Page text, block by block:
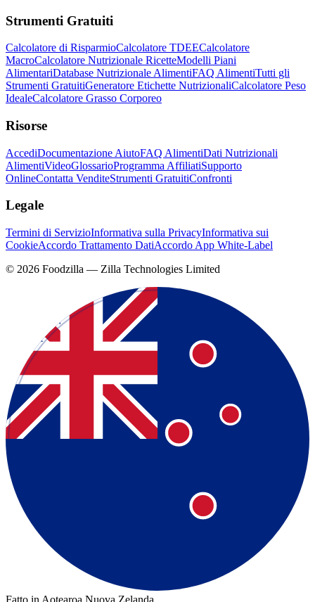
Strumenti Gratuiti
Calcolatore di RisparmioCalcolatore TDEECalcolatore
MacroCalcolatore Nutrizionale RicetteModelli Piani
AlimentariDatabase Nutrizionale AlimentiFAQ AlimentiTutti gli
Strumenti GratuitiGeneratore Etichette NutrizionaliCalcolatore Peso
IdealeCalcolatore Grasso Corporeo
Risorse
AccediDocumentazione AiutoFAQ AlimentiDati Nutrizionali
AlimentiVideoGlossarioProgramma AffiliatiSupporto
OnlineContatta VenditeStrumenti GratuitiConfronti
Legale
Termini di ServizioInformativa sulla PrivacyInformativa sui
CookieAccordo Trattamento DatiAccordo App White-Label
© 2026 Foodzilla — Zilla Technologies Limited